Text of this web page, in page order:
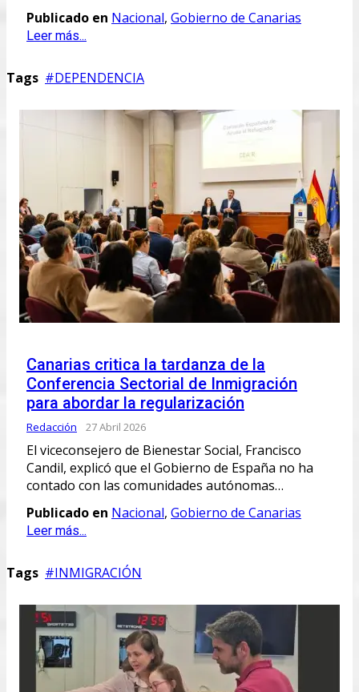
Publicado en Nacional, Gobierno de Canarias
Leer más...
Tags DEPENDENCIA
Canarias critica la tardanza de la
Conferencia Sectorial de Inmigración
para abordar la regularización
Redacción 27 Abril 2026
El viceconsejero de Bienestar Social, Francisco
Candil, explicó que el Gobierno de España no ha
contado con las comunidades autónomas…
Publicado en Nacional, Gobierno de Canarias
Leer más...
Tags INMIGRACIÓN